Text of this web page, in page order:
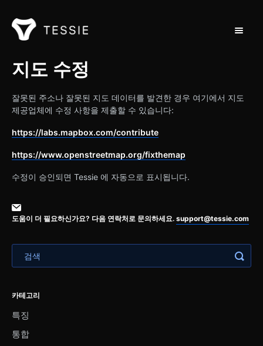
탐색 토
연락처
지도 수정
잘못된 주소나 잘못된 지도 데이터를 발견한 경우 여기에서 지도
제공업체에 수정 사항을 제출할 수 있습니다:
https://labs.mapbox.com/contribute
https://www.openstreetmap.org/fixthemap
수정이 승인되면 Tessie 에 자동으로 표시됩니다.
도움이 더 필요하신가요? 다음 연락처로 문의하세요. support@tessie.com
카테고리
특징
통합